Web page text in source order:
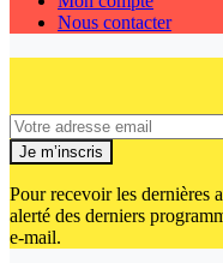
Nous contacter
Je m’inscris
Pour recevoir les dernières
alerté des derniers
e-mail.